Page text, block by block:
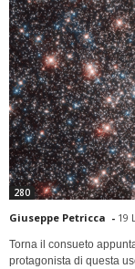
280
Giuseppe Petricca - 19
Torna il consueto
protagonista di questa